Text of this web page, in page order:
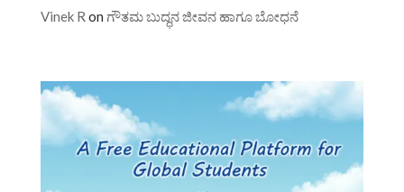
Vinek R on ಗೌತಮ ಬುದ್ಧನ ಜೀವನ ಹಾಗೂ ಬೋಧನೆ